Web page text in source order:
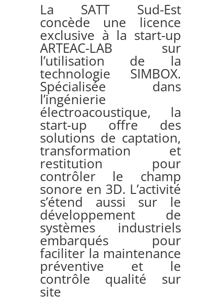
La SATT Sud-Est
concède une licence
exclusive à la start-up
ARTEAC-LAB sur
l’utilisation de la
technologie SIMBOX.
Spécialisée dans
l’ingénierie
électroacoustique, la
start-up offre des
solutions de captation,
transformation et
restitution pour
contrôler le champ
sonore en 3D. L’activité
s’étend aussi sur le
développement de
systèmes industriels
embarqués pour
faciliter la maintenance
préventive et le
contrôle qualité sur
site